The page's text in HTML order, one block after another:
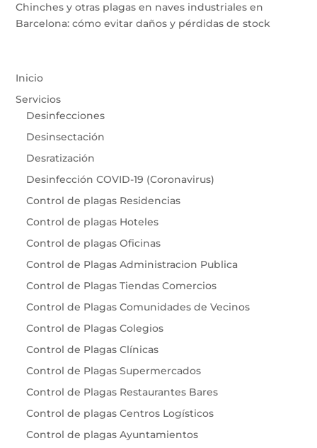
Chinches y otras plagas en naves industriales en
Barcelona: cómo evitar daños y pérdidas de stock
Inicio
Servicios
Desinfecciones
Desinsectación
Desratización
Desinfección COVID-19 (Coronavirus)
Control de plagas Residencias
Control de plagas Hoteles
Control de plagas Oficinas
Control de Plagas Administracion Publica
Control de Plagas Tiendas Comercios
Control de Plagas Comunidades de Vecinos
Control de Plagas Colegios
Control de Plagas Clínicas
Control de Plagas Supermercados
Control de Plagas Restaurantes Bares
Control de plagas Centros Logísticos
Control de plagas Ayuntamientos